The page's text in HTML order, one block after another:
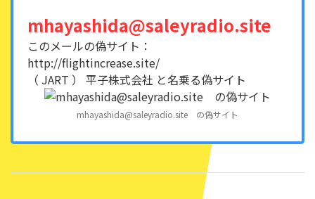
mhayashida@saleyradio.site
このメールの偽サイト：
http://flightincrease.site/
（ JART ） 平子株式会社 と名乗る偽サイト
mhayashida@saleyradio.site の偽サイト